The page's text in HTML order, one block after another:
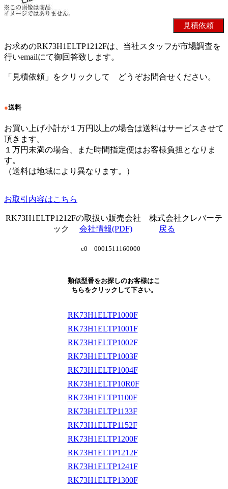
お求めのRK73H1ELTP1212Fは、当社スタッフが市場調査を
行いemailにて御回答致します。
「見積依頼」をクリックして どうぞお問合せください。
●送料
お買い上げ小計が１万円以上の場合は送料はサービスさせて
頂きます。
１万円未満の場合、また時間指定便はお客様負担となりま
す。
（送料は地域により異なります。）
お取引内容はこちら
RK73H1ELTP1212Fの取扱い販売会社 株式会社クレバーテ
ック 会社情報(PDF) 戻る
c0 0001511160000
類似型番をお探しのお客様はこ
ちらをクリックして下さい。
RK73H1ELTP1000F
RK73H1ELTP1001F
RK73H1ELTP1002F
RK73H1ELTP1003F
RK73H1ELTP1004F
RK73H1ELTP10R0F
RK73H1ELTP1100F
RK73H1ELTP1133F
RK73H1ELTP1152F
RK73H1ELTP1200F
RK73H1ELTP1212F
RK73H1ELTP1241F
RK73H1ELTP1300F